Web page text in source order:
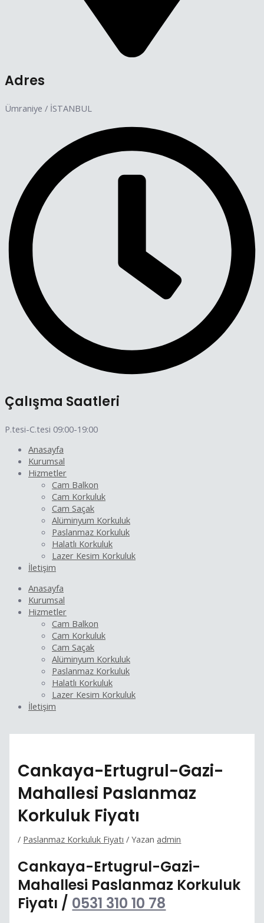
Adres
Ümraniye / İSTANBUL
Çalışma Saatleri
P.tesi-C.tesi 09:00-19:00
Anasayfa
Kurumsal
Hizmetler
Cam Balkon
Cam Korkuluk
Cam Saçak
Alüminyum Korkuluk
Paslanmaz Korkuluk
Halatlı Korkuluk
Lazer Kesim Korkuluk
İletişim
Anasayfa
Kurumsal
Hizmetler
Cam Balkon
Cam Korkuluk
Cam Saçak
Alüminyum Korkuluk
Paslanmaz Korkuluk
Halatlı Korkuluk
Lazer Kesim Korkuluk
İletişim
Cankaya-Ertugrul-Gazi-
Mahallesi Paslanmaz
Korkuluk Fiyatı
/ Paslanmaz Korkuluk Fiyatı / Yazan admin
Cankaya-Ertugrul-Gazi-
Mahallesi Paslanmaz Korkuluk
Fiyatı / 0531 310 10 78